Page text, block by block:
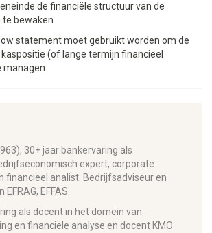
de financiële structuur van de
bewaken
statement moet gebruikt worden om de
(of lange termijn financieel
managen
30+ jaar bankervaring als
expert, corporate
financieel analist. Bedrijfsadviseur en
EFFAS.
als docent in het domein van
en financiële analyse en docent KMO